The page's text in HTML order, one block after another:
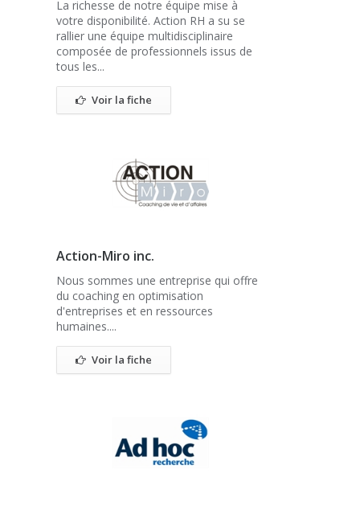
La richesse de notre équipe mise à
votre disponibilité. Action RH a su se
rallier une équipe multidisciplinaire
composée de professionnels issus de
tous les...
Voir la fiche
Action-Miro inc.
Nous sommes une entreprise qui offre
du coaching en optimisation
d'entreprises et en ressources
humaines....
Voir la fiche